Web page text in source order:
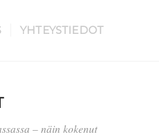
YHTEYSTIEDOT
– näin kokenut